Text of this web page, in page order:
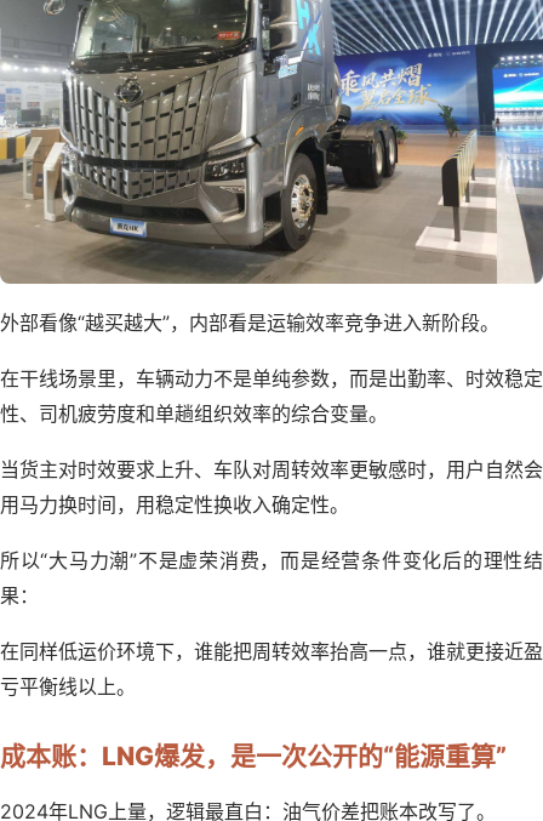
外部看像“越买越大”，内部看是运输效率竞争进入新阶段。
在干线场景里，车辆动力不是单纯参数，而是出勤率、时效稳定
性、司机疲劳度和单趟组织效率的综合变量。
当货主对时效要求上升、车队对周转效率更敏感时，用户自然会
用马力换时间，用稳定性换收入确定性。
所以“大马力潮”不是虚荣消费，而是经营条件变化后的理性结
果：
在同样低运价环境下，谁能把周转效率抬高一点，谁就更接近盈
亏平衡线以上。
成本账：LNG爆发，是一次公开的“能源重算”
2024年LNG上量，逻辑最直白：油气价差把账本改写了。